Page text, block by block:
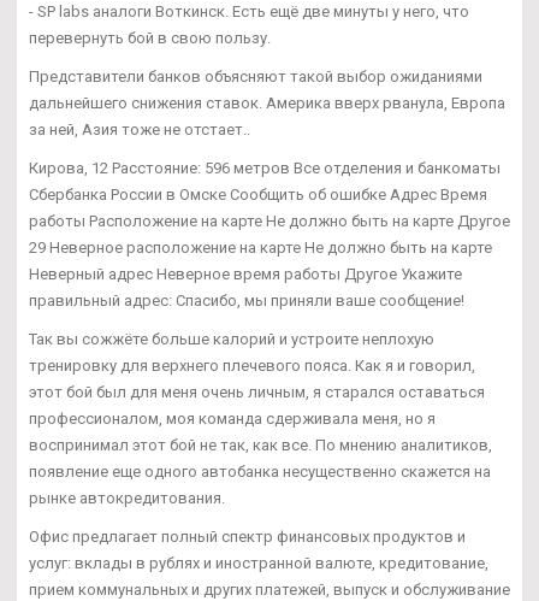
- SP labs аналоги Воткинск. Есть ещё две минуты у него, что
перевернуть бой в свою пользу.
Представители банков объясняют такой выбор ожиданиями
дальнейшего снижения ставок. Америка вверх рванула, Европа
за ней, Азия тоже не отстает..
Кирова, 12 Расстояние: 596 метров Все отделения и банкоматы
Сбербанка России в Омске Сообщить об ошибке Адрес Время
работы Расположение на карте Не должно быть на карте Другое
29 Неверное расположение на карте Не должно быть на карте
Неверный адрес Неверное время работы Другое Укажите
правильный адрес: Спасибо, мы приняли ваше сообщение!
Так вы сожжёте больше калорий и устроите неплохую
тренировку для верхнего плечевого пояса. Как я и говорил,
этот бой был для меня очень личным, я старался оставаться
профессионалом, моя команда сдерживала меня, но я
воспринимал этот бой не так, как все. По мнению аналитиков,
появление еще одного автобанка несущественно скажется на
рынке автокредитования.
Офис предлагает полный спектр финансовых продуктов и
услуг: вклады в рублях и иностранной валюте, кредитование,
прием коммунальных и других платежей, выпуск и обслуживание